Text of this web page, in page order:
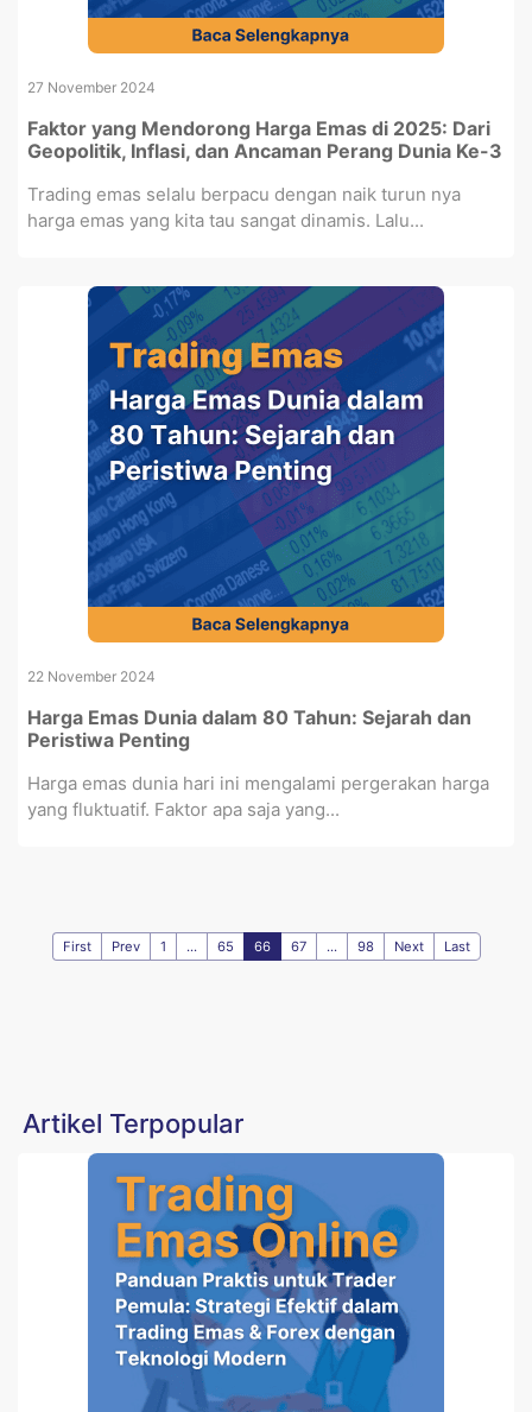
27 November 2024
Faktor yang Mendorong Harga Emas di 2025: Dari
Geopolitik, Inflasi, dan Ancaman Perang Dunia Ke-3
Trading emas selalu berpacu dengan naik turun nya
harga emas yang kita tau sangat dinamis. Lalu...
22 November 2024
Harga Emas Dunia dalam 80 Tahun: Sejarah dan
Peristiwa Penting
Harga emas dunia hari ini mengalami pergerakan harga
yang fluktuatif. Faktor apa saja yang...
First Prev 1 ... 65 66 67 ... 98 Next Last
Artikel Terpopular